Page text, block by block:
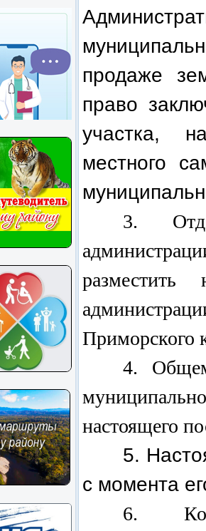
продаже
право
участка,
местного
3.
разместить
Приморского
4.
настоящего
5.
с момента
6.